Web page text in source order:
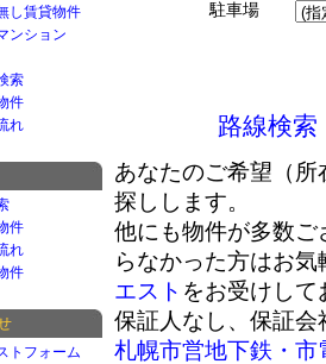
駐車場
路線検索
あなたのご希望（
探しします。
他にも物件が多数
らなかった方はお
エスト をお受けして
保証人なし、保証
札幌市営地下鉄・市
し賃貸物件
ンション
索
件
れ
件
れ
件
トフォーム